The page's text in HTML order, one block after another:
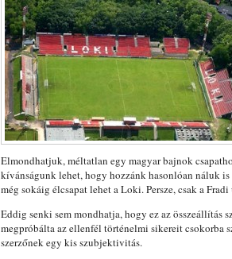
Elmondhatjuk, méltatlan egy magyar bajnok
kívánságunk lehet, hogy hozzánk hasonlóan náluk
még sokáig élcsapat lehet a Loki. Persze, csak a Fradi
Eddig senki sem mondhatja, hogy ez az
megpróbálta az ellenfél történelmi sikereit csokorba
szerzőnek egy kis szubjektivitás.